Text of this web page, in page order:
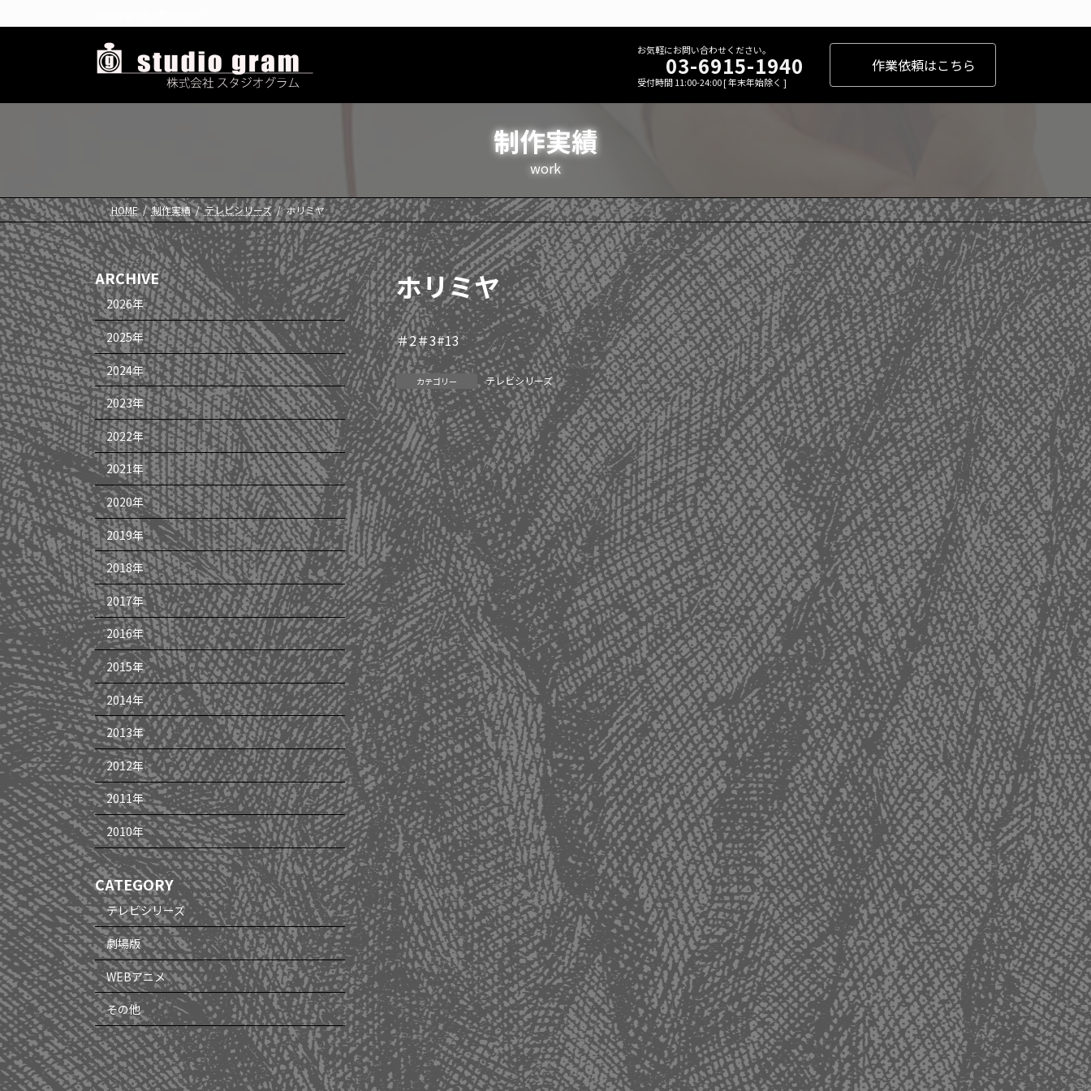
ン
へ
ビ
ョ
お気軽にお問い合わせください。
03-6915-1940
受付時間 11:00-24:00 [ 年末年始除く ]
作業依頼はこちら
制作実績
work
HOME 制作実績 テレビシリーズ ホリミヤ
ホリミヤ
＃2＃3#13
カテゴリー テレビシリーズ
ARCHIVE
2026年
2025年
2024年
2023年
2022年
2021年
2020年
2019年
2018年
2017年
2016年
2015年
2014年
2013年
2012年
2011年
2010年
CATEGORY
テレビシリーズ
劇場版
WEBアニメ
その他